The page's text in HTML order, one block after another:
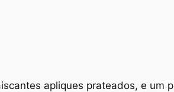
apliques prateados, e um